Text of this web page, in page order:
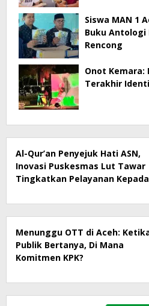
Siswa MAN 1
Buku Antologi
Rencong
Onot Kemara:
Terakhir
Al-Qur’an Penyejuk Hati ASN,
Inovasi Puskesmas Lut Tawar
Tingkatkan Pelayanan Kepada
Menunggu OTT di Aceh:
Publik Bertanya, Di Mana
Komitmen KPK?